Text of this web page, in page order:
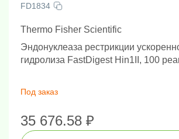
FD1834
Thermo Fisher Scientific
Эндонуклеаза рестрикции
гидролиза FastDigest Hin1II, 100
Под заказ
35 676.58 ₽